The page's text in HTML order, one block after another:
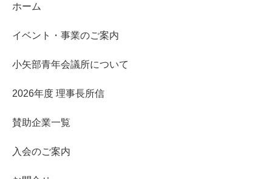
ホーム
イベント・事業のご案内
小矢部青年会議所について
2026年度 理事長所信
賛助企業一覧
入会のご案内